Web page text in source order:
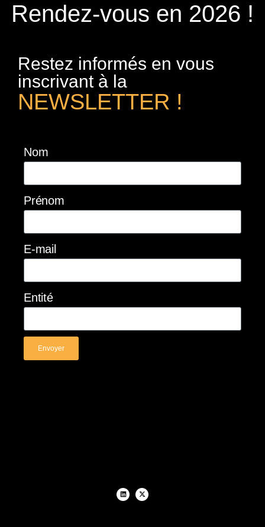
Rendez-vous en 2026 !
Restez informés en vous
inscrivant à la
NEWSLETTER !
Nom
Prénom
E-mail
Entité
Envoyer